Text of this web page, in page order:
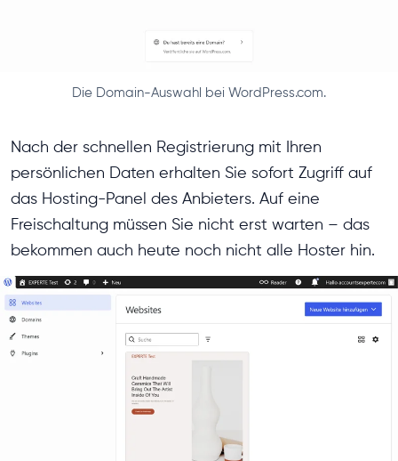
Die Domain-Auswahl bei WordPress.com.
Nach der schnellen Registrierung mit Ihren
persönlichen Daten erhalten Sie sofort Zugriff auf
das Hosting-Panel des Anbieters. Auf eine
Freischaltung müssen Sie nicht erst warten – das
bekommen auch heute noch nicht alle Hoster hin.